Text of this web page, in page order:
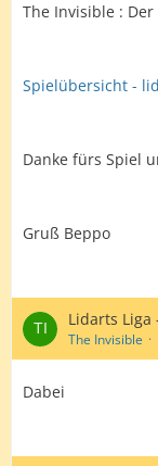
The Invisible : Der
Spielübersicht -
Danke fürs Spiel
Gruß Beppo
Lidarts Liga
The Invisible
Dabei